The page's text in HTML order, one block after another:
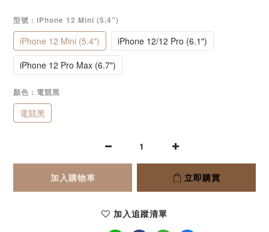
型號 : iPhone 12 Mini (5.4")
iPhone 12 Mini (5.4")
iPhone 12/12 Pro (6.1")
iPhone 12 Pro Max (6.7")
顏色 : 電競黑
電競黑
加入購物車 立即購買
加入追蹤清單